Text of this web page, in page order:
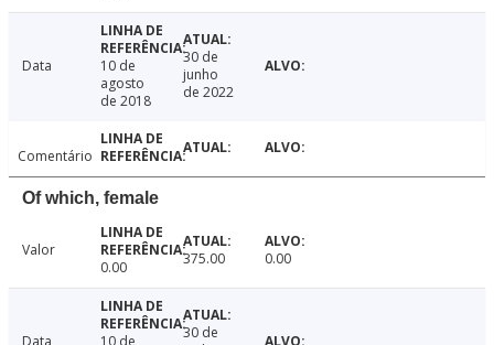
Data
10 de
agosto
de 2018
30 de
junho
de 2022
Comentário
Of which, female
Valor
0.00
375.00 0.00
Data
10 de
30 de